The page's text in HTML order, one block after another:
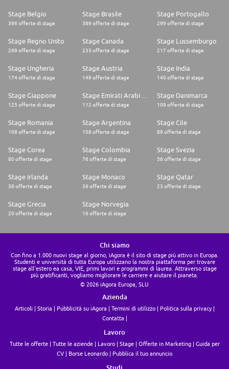
Stage Belgio
396 offerte di stage
Stage Brasile
389 offerte di stage
Stage Portogallo
299 offerte di stage
Stage Regno Unito
269 offerte di stage
Stage Canada
233 offerte di stage
Stage Lussemburgo
217 offerte di stage
Stage Ungheria
174 offerte di stage
Stage Austria
149 offerte di stage
Stage India
140 offerte di stage
Stage Giappone
125 offerte di stage 112 offerte di stage
Stage Danimarca
109 offerte di stage
Stage Romania
108 offerte di stage
Stage Argentina
108 offerte di stage
Stage Cile
89 offerte di stage
Stage Corea
80 offerte di stage
Stage Colombia
76 offerte di stage
Stage Svezia
56 offerte di stage
Stage Irlanda
38 offerte di stage
Stage Monaco
36 offerte di stage
Stage Qatar
23 offerte di stage
Stage Grecia
20 offerte di stage
Stage Norvegia
16 offerte di stage
Chi siamo
Con fino a 1.000 nuovi stage al giorno, iAgora è il sito di stage più attivo in Europa.
Studenti e università di tutta Europa utilizzano la nostra piattaforma per trovare
stage all'estero ea casa, VIE, primi lavori e programmi di laurea. Attraverso stage
più gratificanti, vogliamo migliorare le carriere e aiutare il pianeta.
© 2026 iAgora Europa, SLU
Azienda
Articoli Storia Pubblicità su iAgora Termini di utilizzo
Politica sulla privacy
Contatta
Lavoro
Tutte le offerte Tutte le aziende Lavoro Stage Offerte in Marketing
Guida per
CV
Borse Leonardo Pubblica il tuo annuncio